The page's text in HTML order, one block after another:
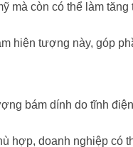
mà còn có thể làm
hiện tượng này, góp
bám dính do tĩnh
hợp, doanh nghiệp có